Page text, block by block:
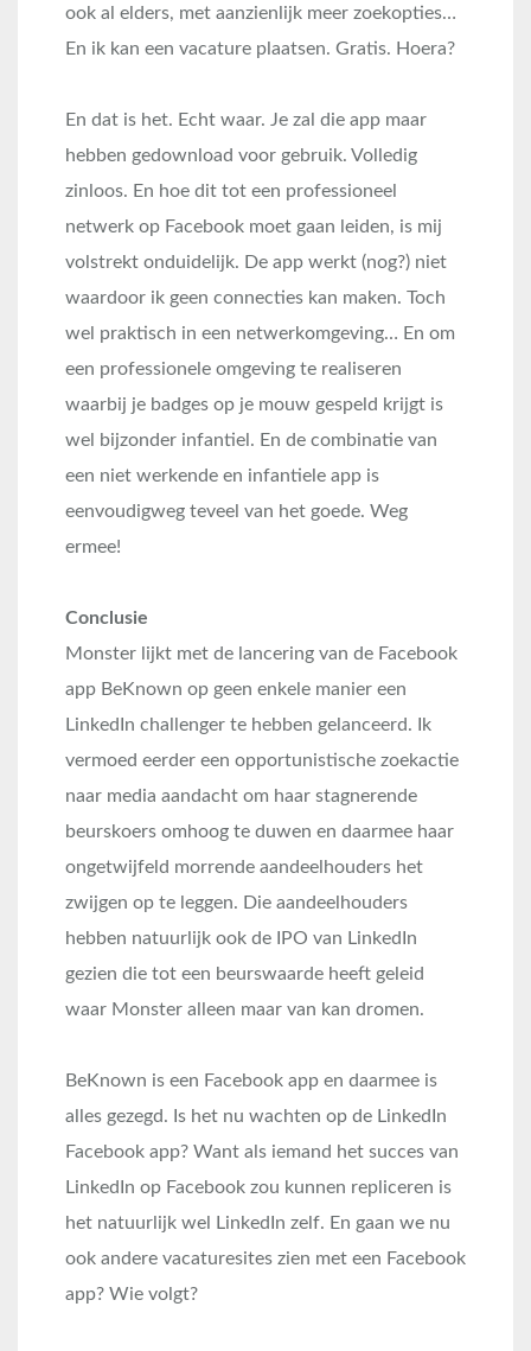
ook al elders, met aanzienlijk meer zoekopties…
En ik kan een vacature plaatsen. Gratis. Hoera?
En dat is het. Echt waar. Je zal die app maar
hebben gedownload voor gebruik. Volledig
zinloos. En hoe dit tot een professioneel
netwerk op Facebook moet gaan leiden, is mij
volstrekt onduidelijk. De app werkt (nog?) niet
waardoor ik geen connecties kan maken. Toch
wel praktisch in een netwerkomgeving… En om
een professionele omgeving te realiseren
waarbij je badges op je mouw gespeld krijgt is
wel bijzonder infantiel. En de combinatie van
een niet werkende en infantiele app is
eenvoudigweg teveel van het goede. Weg
ermee!
Conclusie
Monster lijkt met de lancering van de Facebook
app BeKnown op geen enkele manier een
LinkedIn challenger te hebben gelanceerd. Ik
vermoed eerder een opportunistische zoekactie
naar media aandacht om haar stagnerende
beurskoers omhoog te duwen en daarmee haar
ongetwijfeld morrende aandeelhouders het
zwijgen op te leggen. Die aandeelhouders
hebben natuurlijk ook de IPO van LinkedIn
gezien die tot een beurswaarde heeft geleid
waar Monster alleen maar van kan dromen.
BeKnown is een Facebook app en daarmee is
alles gezegd. Is het nu wachten op de LinkedIn
Facebook app? Want als iemand het succes van
LinkedIn op Facebook zou kunnen repliceren is
het natuurlijk wel LinkedIn zelf. En gaan we nu
ook andere vacaturesites zien met een Facebook
app? Wie volgt?